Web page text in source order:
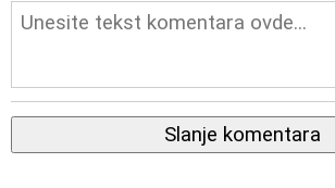
Slanje komentara